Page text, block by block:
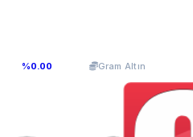
Gram Altın6.107,34